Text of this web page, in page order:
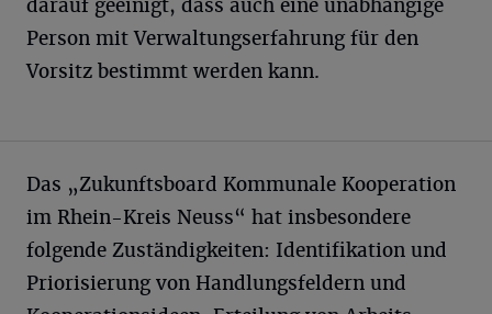
darauf geeinigt, dass auch eine unabhängige
Person mit Verwaltungserfahrung für den
Vorsitz bestimmt werden kann.
Das „Zukunftsboard Kommunale Kooperation
im Rhein-Kreis Neuss“ hat insbesondere
folgende Zuständigkeiten: Identifikation und
Priorisierung von Handlungsfeldern und